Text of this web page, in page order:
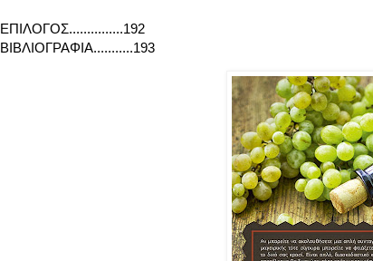
ΕΠΙΛΟΓΟΣ...............192
ΒΙΒΛΙΟΓΡΑΦΙΑ...........193